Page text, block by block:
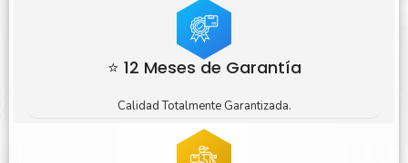
⭐ 12 Meses de Garantía
Calidad Totalmente Garantizada.